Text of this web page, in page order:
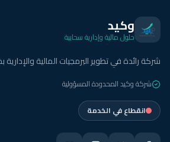
وكيد
حلول مالية وإدارية سحابية
شركة رائدة في تطوير البرمجيات المالية والإدارية بخبرة
شركة وكيد المحدودة المسؤولية
انقطاع في الخدمة